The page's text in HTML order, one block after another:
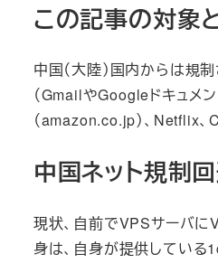
この記事の対象
中国（大陸）国内からは規
（GmailやGoogleドキュメ
（amazon.co.jp）、Netflix
中国ネット規制
現状、自前でVPSサーバに
身は、自身が提供している